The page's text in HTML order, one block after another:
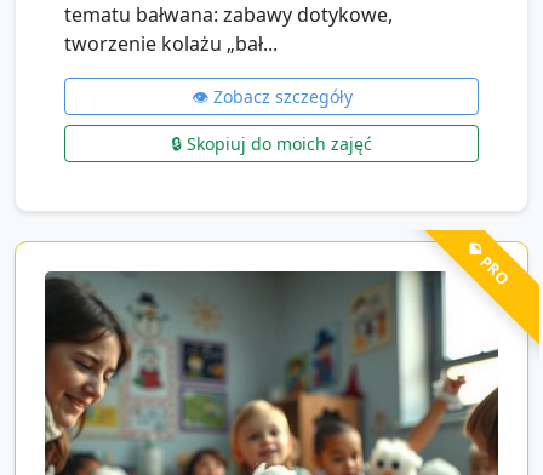
tematu bałwana: zabawy dotykowe,
tworzenie kolażu „bał...
👁️ Zobacz szczegóły
🔒 Skopiuj do moich zajęć
💎 PRO